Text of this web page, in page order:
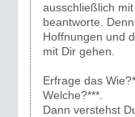
ausschließlich
beantworte.
Hoffnungen und
mit Dir gehen.
Erfrage das
Welche?***.
Dann verstehst